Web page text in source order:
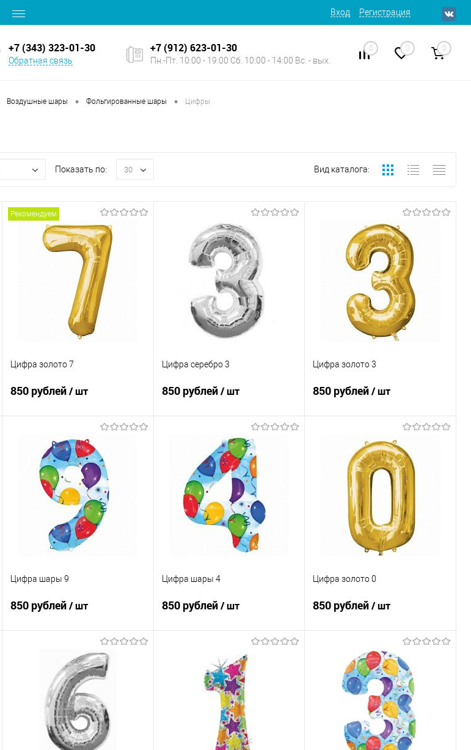
Вход Регистрация
+7 (343) 323-01-30
Обратная связь
+7 (912) 623-01-30
Пн.-Пт. 10:00 - 19:00 Сб. 10:00 - 14:00 Вс. - вых.
0 0 0
Воздушные шары • Фольгированные шары • Цифры
Показать по: 30 Вид каталога:
Рекомендуем
Цифра золото 7
850 рублей/ шт
В корзину
Купить в 1 клик
Сравнение
В избранное
Под заказ
Цифра серебро 3
850 рублей/ шт
В корзину
Купить в 1 клик
Сравнение
В избранное
Под заказ
Цифра золото 3
850 рублей/ шт
В корзину
Купить в 1 клик
Сравнение
В избранное
Под заказ
Цифра шары 9
850 рублей/ шт
В корзину
Купить в 1 клик
В избранное
Под заказ
Цифра шары 4
850 рублей/ шт
В корзину
Купить в 1 клик
Цифра золото 0
850 рублей/ шт
В корзину
Купить в 1 клик
Сравнение
В избранное
Под заказ